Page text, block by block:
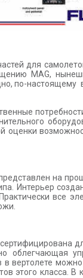
для
MAG,
по-настоящему
оценки
на
Интерьер
все
облегчающая
вертолете можно
этого класса. В